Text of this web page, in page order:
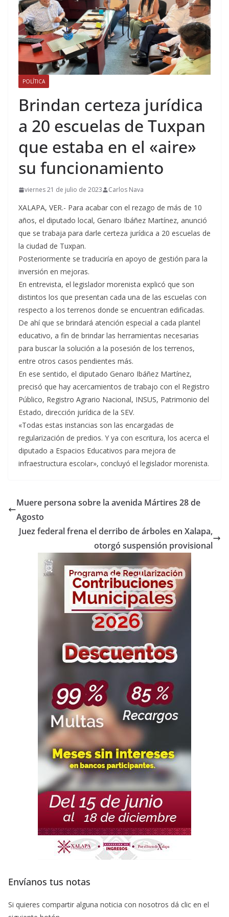
POLÍTICA
Brindan certeza jurídica
a 20 escuelas de Tuxpan
que estaba en el «aire»
su funcionamiento
viernes 21 de julio de 2023 Carlos Nava
XALAPA, VER.- Para acabar con el rezago de más de 10
años, el diputado local, Genaro Ibáñez Martínez, anunció
que se trabaja para darle certeza jurídica a 20 escuelas de
la ciudad de Tuxpan.
Posteriormente se traduciría en apoyo de gestión para la
inversión en mejoras.
En entrevista, el legislador morenista explicó que son
distintos los que presentan cada una de las escuelas con
respecto a los terrenos donde se encuentran edificadas.
De ahí que se brindará atención especial a cada plantel
educativo, a fin de brindar las herramientas necesarias
para buscar la solución a la posesión de los terrenos,
entre otros casos pendientes más.
En ese sentido, el diputado Genaro Ibáñez Martínez,
precisó que hay acercamientos de trabajo con el Registro
Público, Registro Agrario Nacional, INSUS, Patrimonio del
Estado, dirección jurídica de la SEV.
«Todas estas instancias son las encargadas de
regularización de predios. Y ya con escritura, los acerca el
diputado a Espacios Educativos para mejora de
infraestructura escolar», concluyó el legislador morenista.
Muere persona sobre la avenida Mártires 28 de
Agosto
Juez federal frena el derribo de árboles en Xalapa,
otorgó suspensión provisional
Envíanos tus notas
Si quieres compartir alguna noticia con nosotros dá clic en el